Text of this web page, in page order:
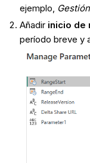
ejemplo,
Añadir inicio de
período breve y